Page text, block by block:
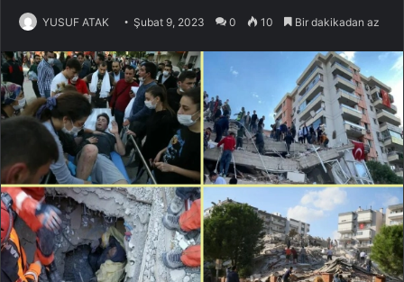
YUSUF ATAK Şubat 9, 2023 0 10 Bir dakikadan az